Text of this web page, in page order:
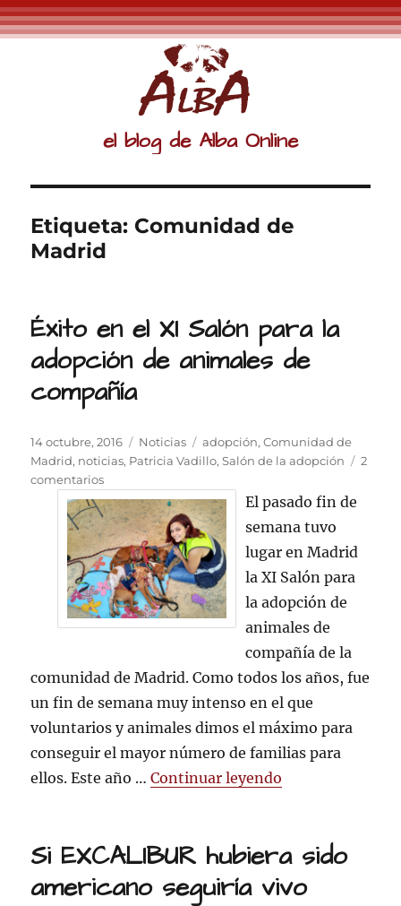
el blog de Alba Online
Etiqueta: Comunidad de
Madrid
Éxito en el XI Salón para la
adopción de animales de
compañía
Publicado
el
14 octubre, 2016 Categorías
Noticias Etiquetas
adopción,Comunidad de
Madrid, noticias, Patricia Vadillo,Salón de la adopción
2
comentariosen
Éxito
en
el
XI
Salón
para
la
adopción
de
compañía
El pasado fin de
semana tuvo
lugar en Madrid
la XI Salón para
la adopción de
animales de
compañía de la
comunidad de Madrid. Como todos los años, fue
un fin de semana muy intenso en el que
voluntarios y animales dimos el máximo para
conseguir el mayor número de familias para
ellos. Este año …Continuar leyendo
Si EXCALIBUR hubiera sido
americano seguiría vivo